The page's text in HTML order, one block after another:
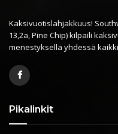
Kaksivuotislahjakkuus!
13,2a, Pine Chip) kilpaili
menestyksellä yhdessä
Pikalinkit